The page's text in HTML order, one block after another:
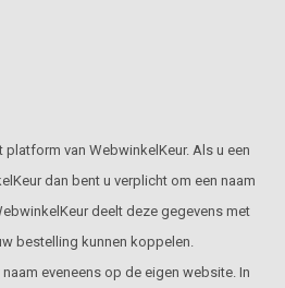
platform van WebwinkelKeur. Als u een
dan bent u verplicht om een naam
deelt deze gegevens met
bestelling kunnen koppelen.
eveneens op de eigen website. In